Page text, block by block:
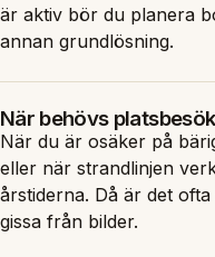
är aktiv bör du planera
annan grundlösning.
När behövs
När du är osäker på
eller när strandlinjen
årstiderna. Då är det
gissa från bilder.